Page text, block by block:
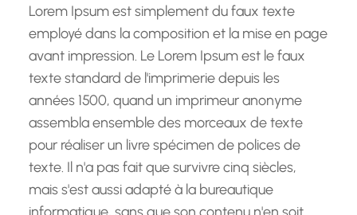
Lorem Ipsum est simplement du faux texte
employé dans la composition et la mise en page
avant impression. Le Lorem Ipsum est le faux
texte standard de l'imprimerie depuis les
années 1500, quand un imprimeur anonyme
assembla ensemble des morceaux de texte
pour réaliser un livre spécimen de polices de
texte. Il n'a pas fait que survivre cinq siècles,
mais s'est aussi adapté à la bureautique